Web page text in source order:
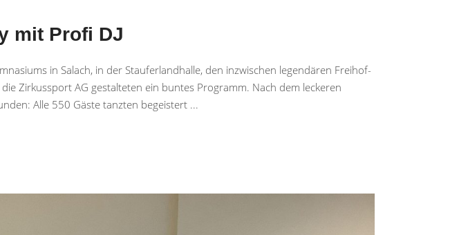
mit Profi DJ
in Salach, in der Stauferlandhalle, den inzwischen legendären Freihof-
Zirkussport AG gestalteten ein buntes Programm. Nach dem leckeren
Alle 550 Gäste tanzten begeistert